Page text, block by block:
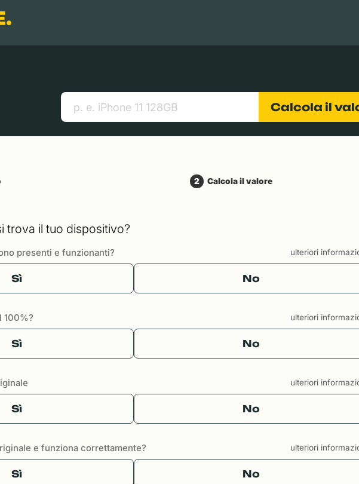
Calcola il
2 Calcola il valore
trova il tuo dispositivo?
presenti e funzionanti? ulteriori
Sì No
100%? ulteriori
Sì No
ulteriori
Sì No
e funziona correttamente? ulteriori
Sì No